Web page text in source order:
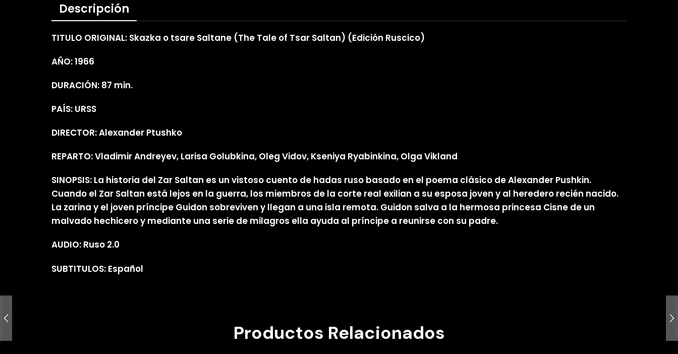
Descripción
TITULO ORIGINAL: Skazka o tsare Saltane (The Tale of Tsar Saltan) (Edición Ruscico)
AÑO: 1966
DURACIÓN: 87 min.
PAÍS: URSS
DIRECTOR: Alexander Ptushko
REPARTO: Vladimir Andreyev, Larisa Golubkina, Oleg Vidov, Kseniya Ryabinkina, Olga Vikland
SINOPSIS: La historia del Zar Saltan es un vistoso cuento de hadas ruso basado en el poema clásico de Alexander Pushkin.
Cuando el Zar Saltan está lejos en la guerra, los miembros de la corte real exilian a su esposa joven y al heredero recién nacido.
La zarina y el joven príncipe Guidon sobreviven y llegan a una isla remota. Guidon salva a la hermosa princesa Cisne de un
malvado hechicero y mediante una serie de milagros ella ayuda al príncipe a reunirse con su padre.
AUDIO: Ruso 2.0
SUBTITULOS: Español
Productos Relacionados